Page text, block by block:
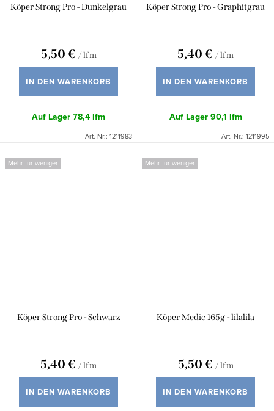
Köper Strong Pro - Dunkelgrau
5,50 € / lfm
IN DEN WARENKORB
Auf Lager78,4 lfm
Art.-Nr.: 1211983
Köper Strong Pro - Graphitgrau
5,40 € / lfm
IN DEN WARENKORB
Auf Lager90,1 lfm
Art.-Nr.: 1211995
Mehr für weniger
Köper Strong Pro - Schwarz
5,40 € / lfm
IN DEN WARENKORB
Mehr für weniger
Köper Medic 165g - lilalila
5,50 € / lfm
IN DEN WARENKORB